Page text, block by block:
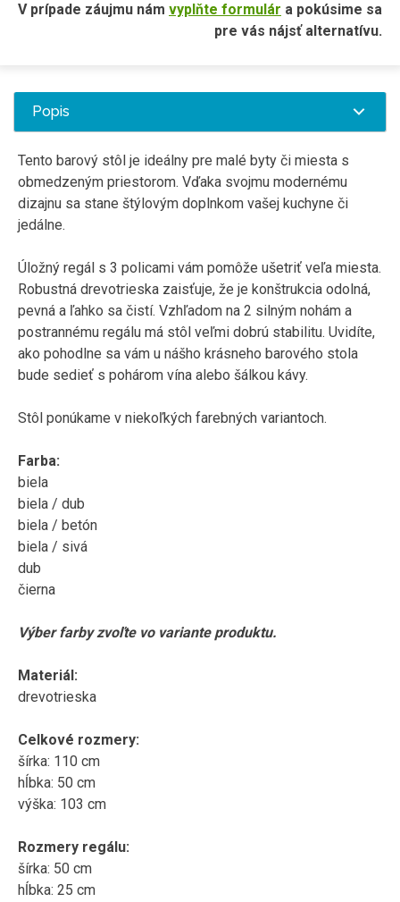
V prípade záujmu nám vyplňte formulár a pokúsime sa
pre vás nájsť alternatívu.
Popis
Tento barový stôl je ideálny pre malé byty či miesta s
obmedzeným priestorom. Vďaka svojmu modernému
dizajnu sa stane štýlovým doplnkom vašej kuchyne či
jedálne.
Úložný regál s 3 policami vám pomôže ušetriť veľa miesta.
Robustná drevotrieska zaisťuje, že je konštrukcia odolná,
pevná a ľahko sa čistí. Vzhľadom na 2 silným nohám a
postrannému regálu má stôl veľmi dobrú stabilitu. Uvidíte,
ako pohodlne sa vám u nášho krásneho barového stola
bude sedieť s pohárom vína alebo šálkou kávy.
Stôl ponúkame v niekoľkých farebných variantoch.
Farba:
biela
biela / dub
biela / betón
biela / sivá
dub
čierna
Výber farby zvoľte vo variante produktu.
Materiál:
drevotrieska
Celkové rozmery:
šírka: 110 cm
hĺbka: 50 cm
výška: 103 cm
Rozmery regálu:
šírka: 50 cm
hĺbka: 25 cm